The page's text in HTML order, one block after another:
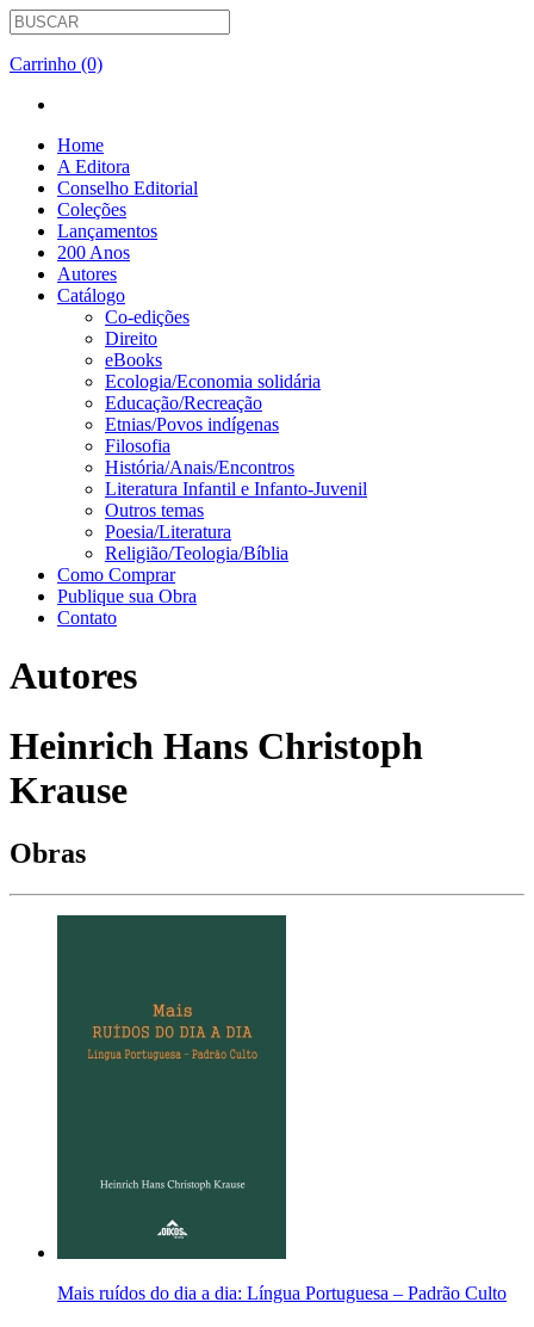
Carrinho (0)
Home
A Editora
Conselho Editorial
Coleções
Lançamentos
200 Anos
Autores
Catálogo
Co-edições
Direito
eBooks
Ecologia/Economia solidária
Educação/Recreação
Etnias/Povos indígenas
Filosofia
História/Anais/Encontros
Literatura Infantil e Infanto-Juvenil
Outros temas
Poesia/Literatura
Religião/Teologia/Bíblia
Como Comprar
Publique sua Obra
Contato
Autores
Heinrich Hans Christoph
Krause
Obras
Mais ruídos do dia a dia: Língua Portuguesa – Padrão Culto